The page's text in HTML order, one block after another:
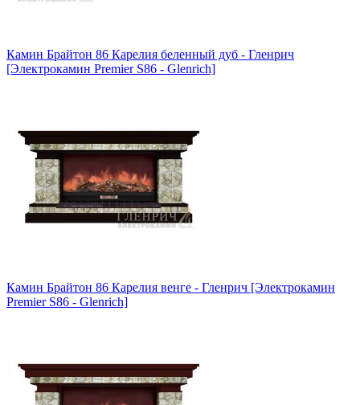
Камин Брайтон 86 Карелия беленный дуб - Гленрич
[Электрокамин Premier S86 - Glenrich]
Камин Брайтон 86 Карелия венге - Гленрич [Электрокамин
Premier S86 - Glenrich]